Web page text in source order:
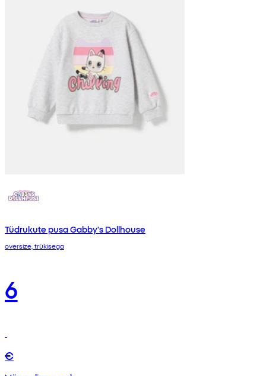
Tüdrukute pusa Gabby's Dollhouse
oversize, trükisega
6
€